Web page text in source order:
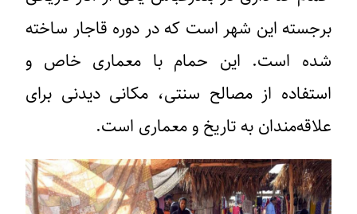
برجسته این شهر است که در دوره قاجار ساخته
شده است. این حمام با معماری خاص و
استفاده از مصالح سنتی، مکانی دیدنی برای
علاقه‌مندان به تاریخ و معماری است.